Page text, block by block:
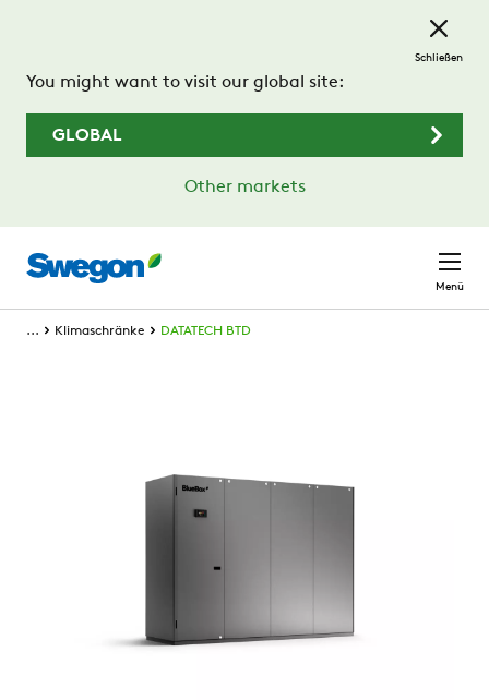
You might want to visit our global site:
GLOBAL
Other markets
Schließen
Menü
... Klimaschränke DATATECH BTD